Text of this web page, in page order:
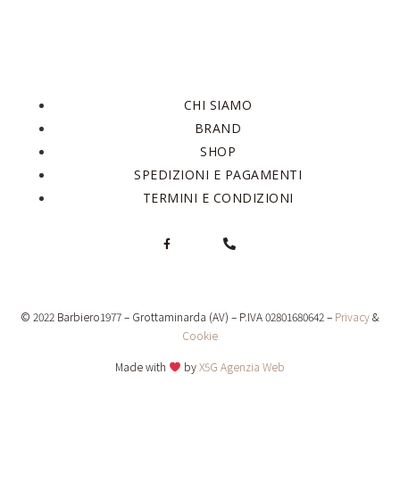
CHI SIAMO
BRAND
SHOP
SPEDIZIONI E PAGAMENTI
TERMINI E CONDIZIONI
© 2022 Barbiero1977 – Grottaminarda (AV) – P.IVA 02801680642 – Privacy&
Cookie
Made with byX5G Agenzia Web